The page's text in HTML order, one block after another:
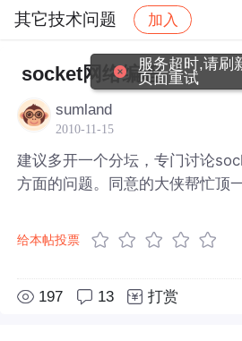
其它技术问题 加入
其它技术问题 帖子详
socket网络编程
sumland
2010-11-15
建议多开一个分坛，专门讨论
方面的问题。同意的大侠帮忙顶
给本帖投票
197 13 打赏
服务超时,请刷
页面重试